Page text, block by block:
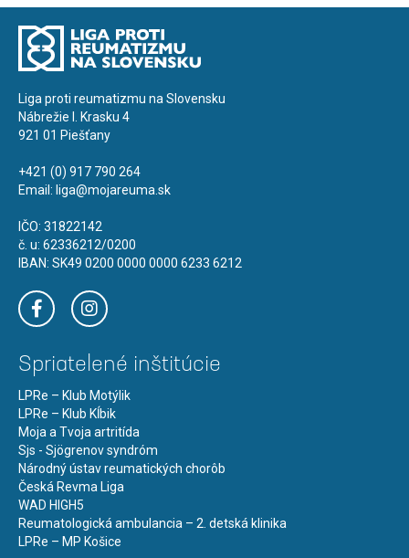
Liga proti reumatizmu na Slovensku
Nábrežie I. Krasku 4
921 01 Piešťany
+421 (0) 917 790 264
Email: liga@mojareuma.sk
IČO: 31822142
č. u: 62336212/0200
IBAN: SK49 0200 0000 0000 6233 6212
Spriatelené inštitúcie
LPRe – Klub Motýlik
LPRe – Klub Kĺbik
Moja a Tvoja artritída
Sjs - Sjögrenov syndróm
Národný ústav reumatických chorôb
Česká Revma Liga
WAD HIGH5
Reumatologická ambulancia – 2. detská klinika
LPRe – MP Košice